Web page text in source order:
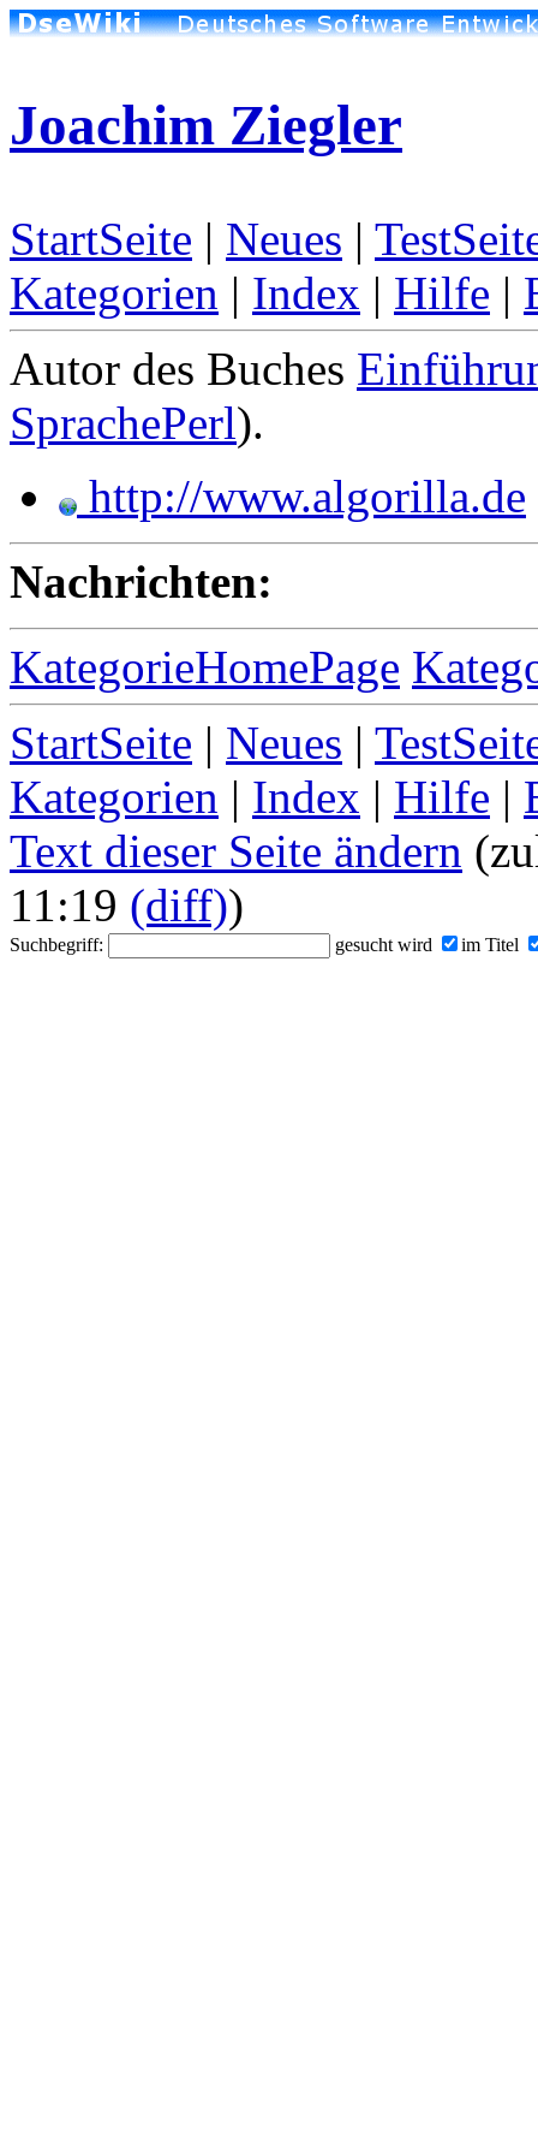
Joachim Ziegler
StartSeite | Neues |
Kategorien | Index | Hilfe |
Autor des Buches
SprachePerl).
http://www.algorilla.de
Nachrichten:
KategorieHomePage
StartSeite | Neues |
Kategorien | Index | Hilfe |
Text dieser Seite ändern
11:19 (diff))
Suchbegriff: gesucht wird im Titel